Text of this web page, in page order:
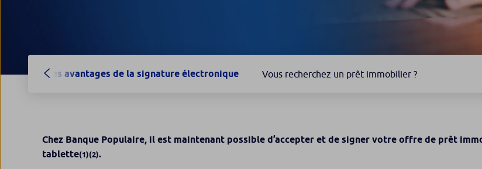
Les avantages de la signature électronique Vous recherchez un prêt immobilier ?
Chez Banque Populaire, il est maintenant possible d’accepter et de signer votre offre de prêt
tablette(1)(2).